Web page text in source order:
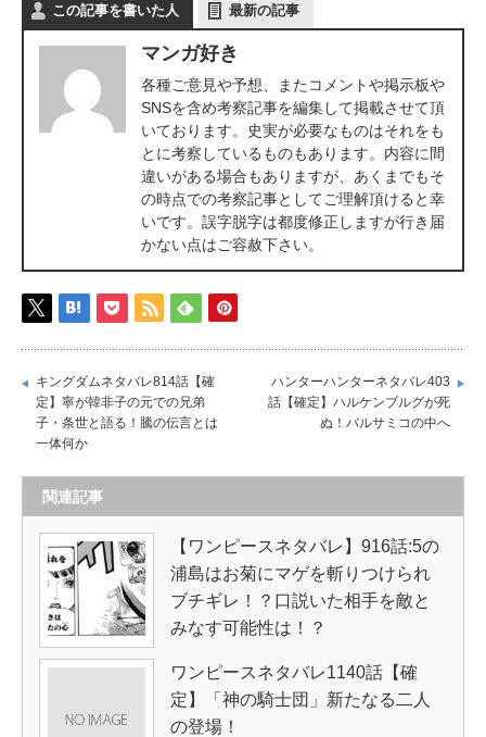
この記事を書いた人 最新の記事
マンガ好き
各種ご意見や予想、またコメントや掲示板や
SNSを含め考察記事を編集して掲載させて頂
いております。史実が必要なものはそれをも
とに考察しているものもあります。内容に間
違いがある場合もありますが、あくまでもそ
の時点での考察記事としてご理解頂けると幸
いです。誤字脱字は都度修正しますが行き届
かない点はご容赦下さい。
キングダムネタバレ814話【確
定】寧が韓非子の元での兄弟
子・条世と語る！騰の伝言とは
一体何か
ハンターハンターネタバレ403
話【確定】ハルケンブルグが死
ぬ！バルサミコの中へ
関連記事
【ワンピースネタバレ】916話:5の
浦島はお菊にマゲを斬りつけられ
ブチギレ！？口説いた相手を敵と
みなす可能性は！？
ワンピースネタバレ1140話【確
定】「神の騎士団」新たなる二人
の登場！